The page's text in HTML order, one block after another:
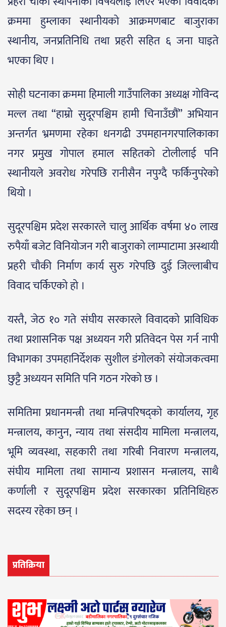
क्रममा हुम्लाका स्थानीयको आक्रमणबाट बाजुराका
स्थानीय, जनप्रतिनिधि तथा प्रहरी सहित ६ जना घाइते
भएका थिए ।
सोही घटनाका क्रममा हिमाली गाउँपालिका अध्यक्ष गोविन्द
मल्ल तथा “हाम्रो सुदूरपश्चिम हामी चिनाउँछौं” अभियान
अन्तर्गत भ्रमणमा रहेका धनगढी उपमहानगरपालिकाका
नगर प्रमुख गोपाल हमाल सहितको टोलीलाई पनि
स्थानीयले अवरोध गरेपछि रानीसैन नपुग्दै फर्किनुपरेको
थियो ।
सुदूरपश्चिम प्रदेश सरकारले चालु आर्थिक वर्षमा ४० लाख
रुपैयाँ बजेट विनियोजन गरी बाजुराको लाम्पाटामा अस्थायी
प्रहरी चौकी निर्माण कार्य सुरु गरेपछि दुई जिल्लाबीच
विवाद चर्किएको हो ।
यस्तै, जेठ १० गते संघीय सरकारले विवादको प्राविधिक
तथा प्रशासनिक पक्ष अध्ययन गरी प्रतिवेदन पेस गर्न नापी
विभागका उपमहानिर्देशक सुशील डंगोलको संयोजकत्वमा
छुट्टै अध्ययन समिति पनि गठन गरेको छ ।
समितिमा प्रधानमन्त्री तथा मन्त्रिपरिषद्को कार्यालय, गृह
मन्त्रालय, कानुन, न्याय तथा संसदीय मामिला मन्त्रालय,
भूमि व्यवस्था, सहकारी तथा गरिबी निवारण मन्त्रालय,
संघीय मामिला तथा सामान्य प्रशासन मन्त्रालय, साथै
कर्णाली र सुदूरपश्चिम प्रदेश सरकारका प्रतिनिधिहरु
सदस्य रहेका छन् ।
प्रतिक्रिया